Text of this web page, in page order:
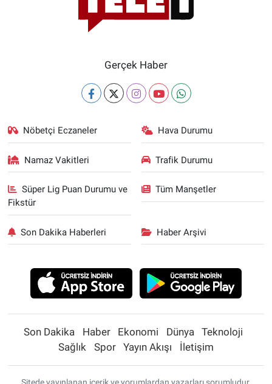
Gerçek Haber
Nöbetçi Eczaneler Hava Durumu
Namaz Vakitleri Trafik Durumu
Süper Lig Puan Durumu ve
Fikstür
Tüm Manşetler
Son Dakika Haberleri Haber Arşivi
Son Dakika Haber Ekonomi Dünya
Teknoloji
Sağlık
Spor Yayın Akışı İletişim